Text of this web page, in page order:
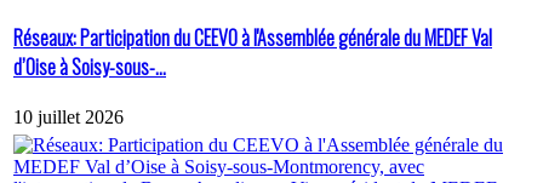
Réseaux: Participation du CEEVO à l'Assemblée générale du MEDEF Val
d’Oise à Soisy-sous-...
10 juillet 2026